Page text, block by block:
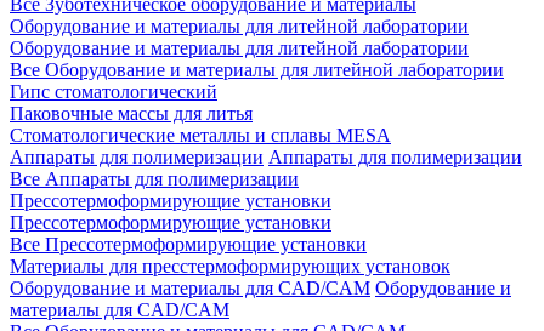
Все Зуботехническое оборудование и материалы
Оборудование и материалы для литейной лаборатории
Оборудование и материалы для литейной лаборатории
Все Оборудование и материалы для литейной лаборатории
Гипс стоматологический
Паковочные массы для литья
Стоматологические металлы и сплавы MESA
Аппараты для полимеризации Аппараты для полимеризации
Все Аппараты для полимеризации
Прессотермоформирующие установки
Прессотермоформирующие установки
Все Прессотермоформирующие установки
Материалы для пресстермоформирующих установок
Оборудование и материалы для CAD/CAM Оборудование и
материалы для CAD/CAM